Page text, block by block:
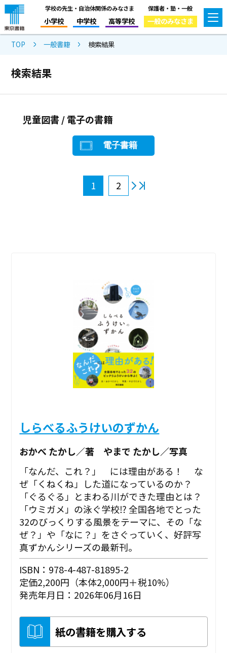
学校の先生・自治体関係のみなさま
小学校 中学校 高等学校
保護者・塾・一般
一般のみなさま
TOP 一般書籍 検索結果
検索結果
児童図書 / 電子の書籍
電子書籍
1 2
しらべるふうけいのずかん
おかべ たかし／著 やまで たかし／写真
「なんだ、これ？」 には理由がある！ な
ぜ「くねくね」した道になっているのか？
「ぐるぐる」とまわる川ができた理由とは？
「ウミガメ」の泳ぐ学校⁉ 全国各地でとった
32のびっくりする風景をテーマに、その「な
ぜ？」や「なに？」をさぐっていく、好評写
真ずかんシリーズの最新刊。
ISBN：978-4-487-81895-2
定価2,200円（本体2,000円＋税10%）
発売年月日：2026年06月16日
紙の書籍を購入する